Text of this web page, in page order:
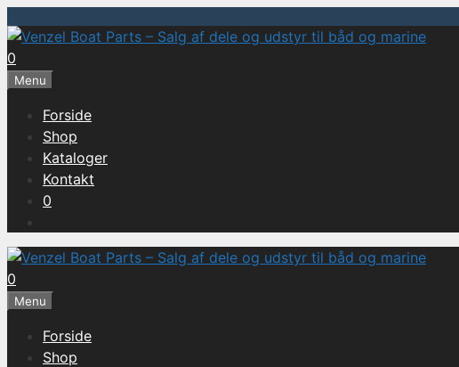
Hop
til
indhold
0
Menu
Forside
Shop
Kataloger
Kontakt
0
0
Menu
Forside
Shop